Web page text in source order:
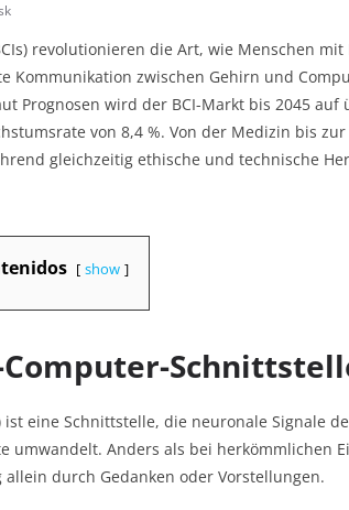
revolutionieren die Art, wie Menschen
Kommunikation zwischen Gehirn und
Prognosen wird der BCI-Markt bis 2045
von 8,4 %. Von der Medizin bis
gleichzeitig ethische und technische
show
ist eine Schnittstelle, die neuronale Signale
umwandelt. Anders als bei herkömmlichen
durch Gedanken oder Vorstellungen.